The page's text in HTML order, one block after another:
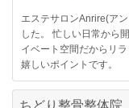
エステサロンAnrire(ア
した。 忙しい日常から
イベート空間だからリ
嬉しいポイントです。
ちどり整骨整体院